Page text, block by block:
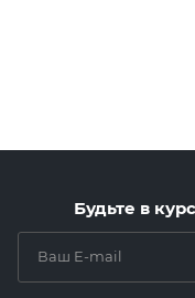
Будьте в